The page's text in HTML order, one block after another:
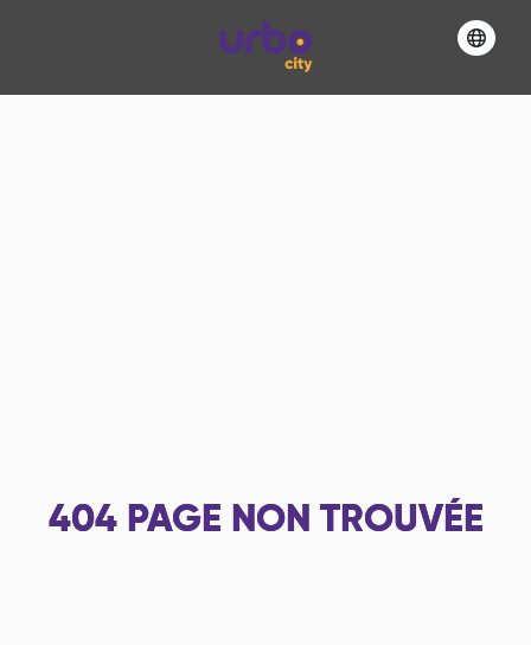
404 PAGE NON TROUVÉE